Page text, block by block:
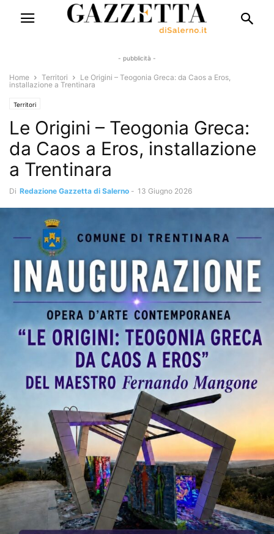
- pubblicità -
Home Territori
Le Origini – Teogonia Greca: da Caos a Eros,
installazione a Trentinara
Territori
Le Origini – Teogonia Greca:
da Caos a Eros, installazione
a Trentinara
Di Redazione Gazzetta di Salerno - 13 Giugno 2026